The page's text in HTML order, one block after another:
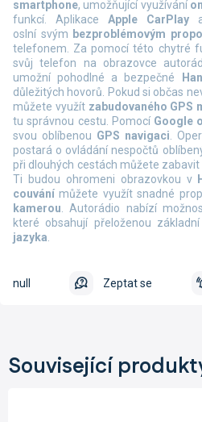
smartphone, umožňující využívání
funkcí. Aplikace Apple CarPlay
oslní svým bezproblémovým
telefonem. Za pomocí této chytré
svůj telefon na obrazovce
umožní pohodlné a bezpečné
důležitých hovorů. Pokud si občas
můžete využít zabudovaného GPS
tu správnou cestu. Pomocí Google
svou oblíbenou GPS navigaci.
postará o ovládání nespočtů
při dlouhých cestách můžete
Ti budou ohromeni obrazovkou v
couvání můžete využít snadné
kamerou.Autorádio nabízí
které obsahují přeloženou
jazyka.
Zeptat se
null
Související